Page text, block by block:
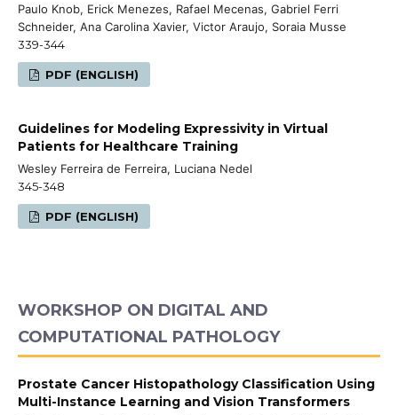
Paulo Knob, Erick Menezes, Rafael Mecenas, Gabriel Ferri
Schneider, Ana Carolina Xavier, Victor Araujo, Soraia Musse
339-344
PDF (ENGLISH)
Guidelines for Modeling Expressivity in Virtual
Patients for Healthcare Training
Wesley Ferreira de Ferreira, Luciana Nedel
345-348
PDF (ENGLISH)
WORKSHOP ON DIGITAL AND
COMPUTATIONAL PATHOLOGY
Prostate Cancer Histopathology Classification Using
Multi-Instance Learning and Vision Transformers